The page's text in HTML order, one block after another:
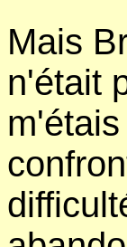
Mais
n'était